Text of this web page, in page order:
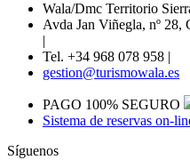
Wala/Dmc Territorio
Avda Jan Viñegla, nº 28,
|
Tel. +34 968 078 958 |
gestion@turismowala.es
PAGO 100% SEGURO
Sistema de reservas on-
Síguenos